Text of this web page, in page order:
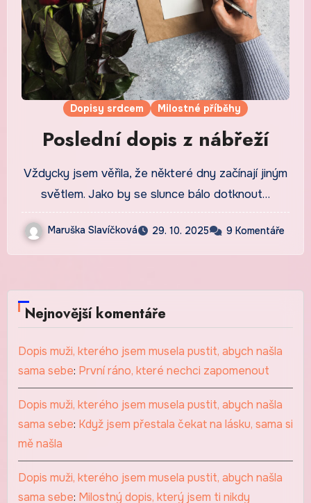
Dopisy srdcem Milostné příběhy
Poslední dopis z nábřeží
Vždycky jsem věřila, že některé dny začínají jiným
světlem. Jako by se slunce bálo dotknout…
Maruška Slavíčková 29. 10. 2025 9 Komentáře
Nejnovější komentáře
Dopis muži, kterého jsem musela pustit, abych našla
sama sebe: První ráno, které nechci zapomenout
Dopis muži, kterého jsem musela pustit, abych našla
sama sebe: Když jsem přestala čekat na lásku, sama si
mě našla
Dopis muži, kterého jsem musela pustit, abych našla
sama sebe: Milostný dopis, který jsem ti nikdy